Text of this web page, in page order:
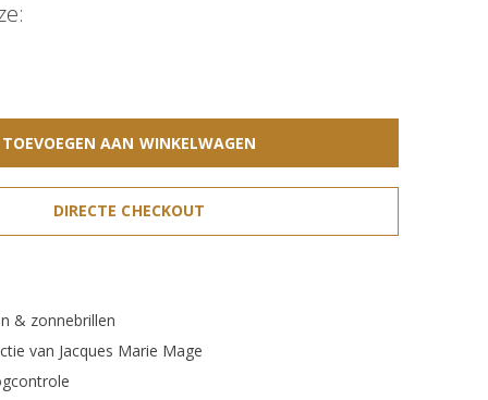
TOEVOEGEN AAN WINKELWAGEN
DIRECTE CHECKOUT
& zonnebrillen
van Jacques Marie Mage